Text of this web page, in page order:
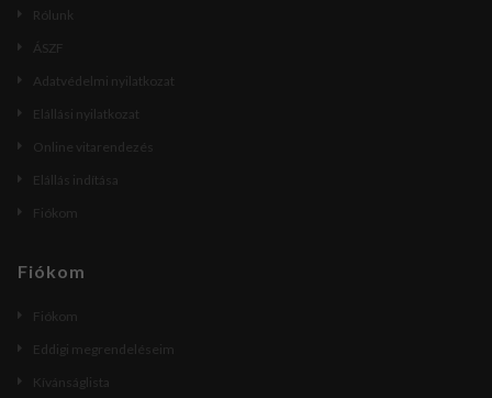
Rólunk
ÁSZF
Adatvédelmi nyilatkozat
Elállási nyilatkozat
Online vitarendezés
Elállás indítása
Fiókom
Fiókom
Fiókom
Eddigi megrendeléseim
Kívánságlista